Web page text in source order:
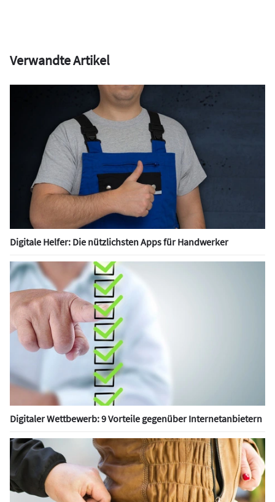
Verwandte Artikel
Digitale Helfer: Die nützlichsten Apps für Handwerker
Digitaler Wettbewerb: 9 Vorteile gegenüber Internetanbietern